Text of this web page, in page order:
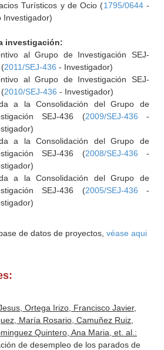
Turísticos y de Ocio (1795/0644-
Investigador)
investigación:
al Grupo de Investigación SEJ-
2011/SEJ-436 - Investigador)
al Grupo de Investigación SEJ-
2010/SEJ-436 - Investigador)
a la Consolidación del Grupo de
SEJ-436 (2009/SEJ-436 -
a la Consolidación del Grupo de
SEJ-436 (2008/SEJ-436 -
a la Consolidación del Grupo de
SEJ-436 (2005/SEJ-436 -
de datos de proyectos, véase aqui
Ortega Irizo, Francisco Javier,
María Rosario, Camuñez Ruiz,
Quintero, Ana Maria, et. al.:
de desempleo de los parados de